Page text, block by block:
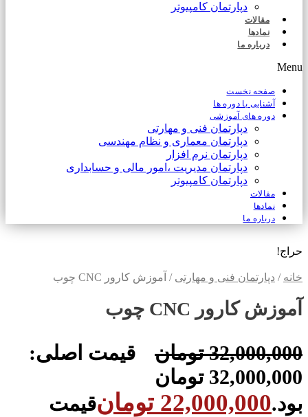
دپارتمان کامپیوتر
مقالات
نمادها
درباره ما
Menu
صفحه نخست
آشنایی با دوره ها
دوره های آموزشی
دپارتمان فنی و مهارتی
دپارتمان معماری و نظام مهندسی
دپارتمان نرم افزار
دپارتمان مدیریت ،امور مالی و حسابداری
دپارتمان کامپیوتر
مقالات
نمادها
درباره ما
حراج!
خانه / دپارتمان فنی و مهارتی / آموزش کارور CNC چوب
آموزش کارور CNC چوب
32,000,000 تومان
قیمت اصلی:
32,000,000 تومان
بود.22,000,000 تومانقیمت